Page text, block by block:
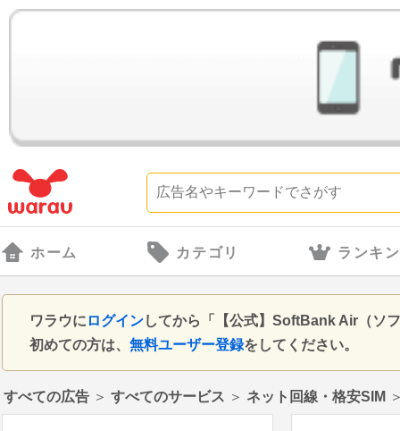
ホーム カテゴリ ランキ
ワラウに ログインしてから「【公式】SoftBank Air（ソ
初めての方は、 無料ユーザー登録をしてください。
すべての広告 ＞ すべてのサービス ＞ ネット回線・格安SIM